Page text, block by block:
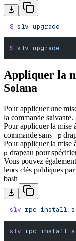
$ slv upgrade
$ slv upgrade
Appliquer la
Solana
Pour appliquer une
la commande suivante.
Pour appliquer la mise
commande sans -p
Pour appliquer la mise
p drapeau pour
Vous pouvez
leurs clés publiques
bash
slv rpc
slv rpc